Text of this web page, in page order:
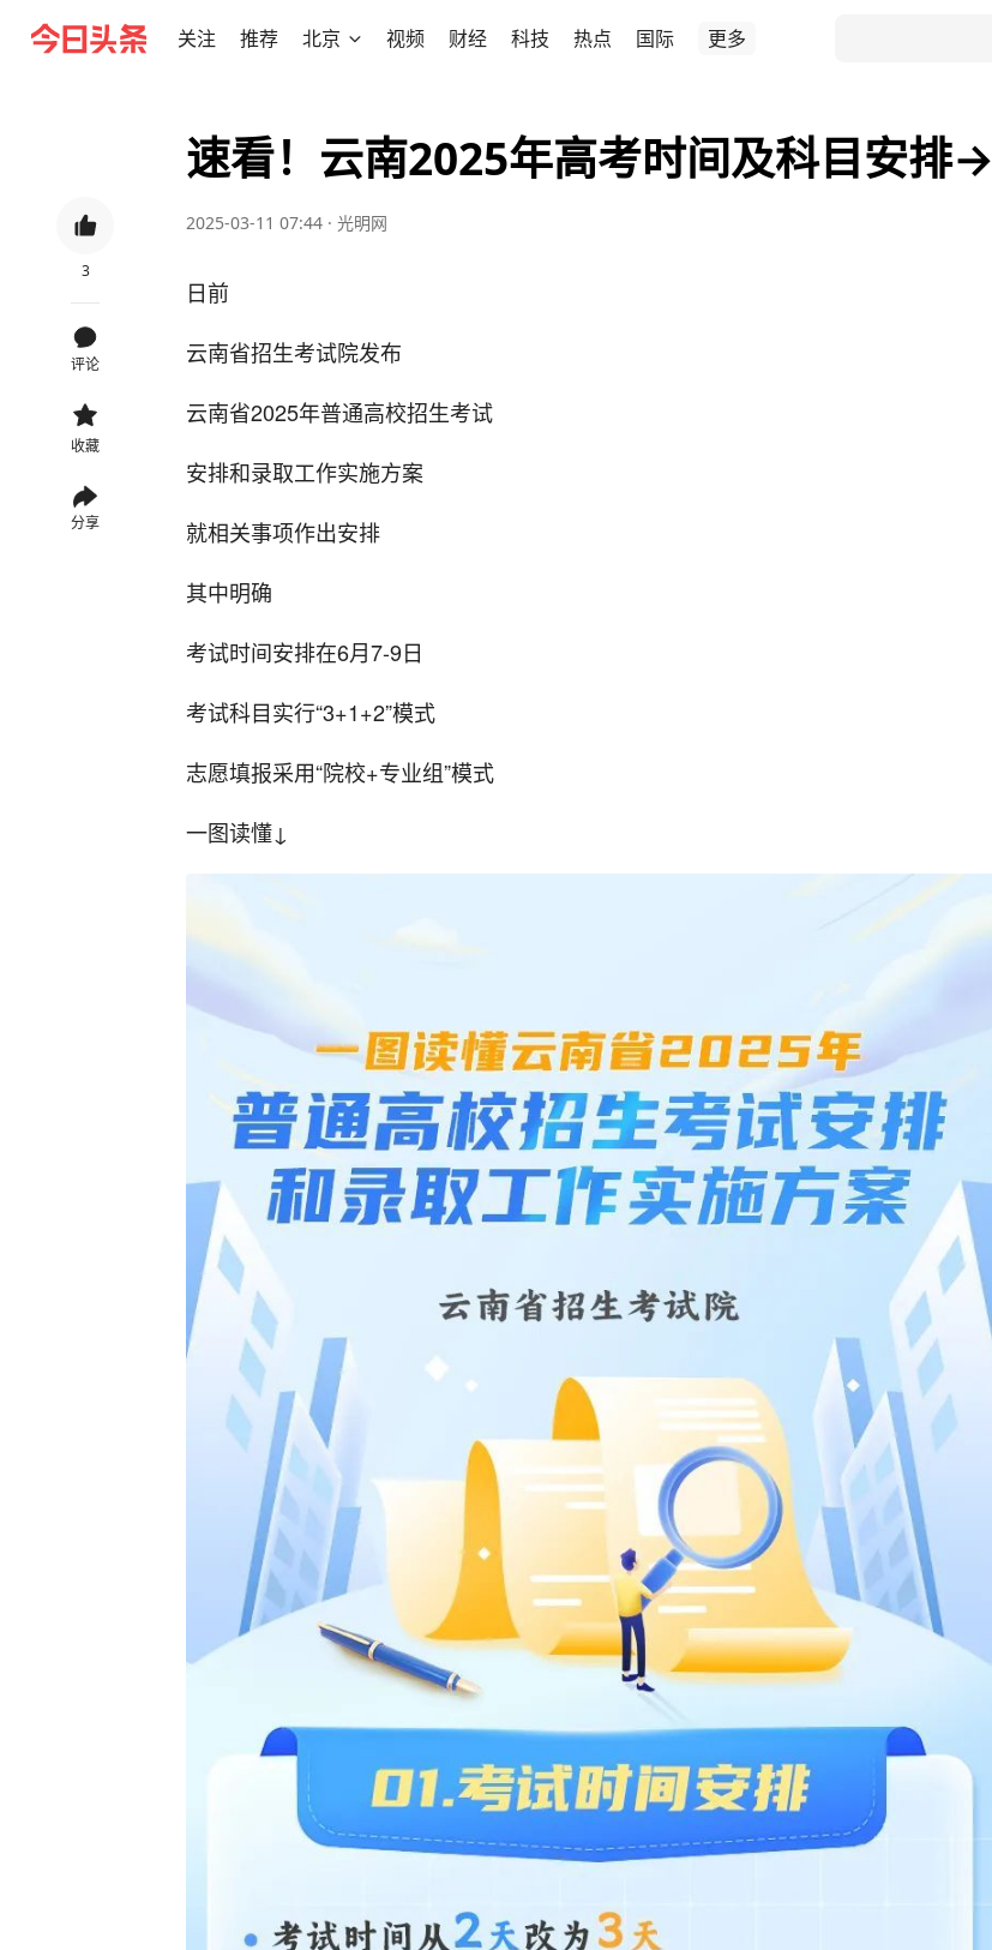
关注 推荐 北京 视频 财经 科技 热点 国际 更多
3
评论
收藏
分享
速看！云南2025年高考时间及科目安排→
2025-03-11 07:44 · 光明网
日前
云南省招生考试院发布
云南省2025年普通高校招生考试
安排和录取工作实施方案
就相关事项作出安排
其中明确
考试时间安排在6月7-9日
考试科目实行“3+1+2”模式
志愿填报采用“院校+专业组”模式
一图读懂↓